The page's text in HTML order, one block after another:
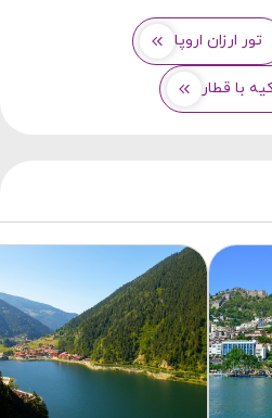
تور ارزان اروپا
با قطار